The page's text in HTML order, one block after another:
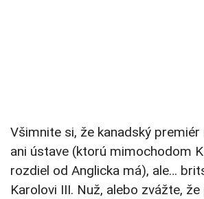
Všimnite si, že kanadský premiér
ani ústave (ktorú mimochodom
rozdiel od Anglicka má), ale…
Karolovi III. Nuž, alebo zvážte, že